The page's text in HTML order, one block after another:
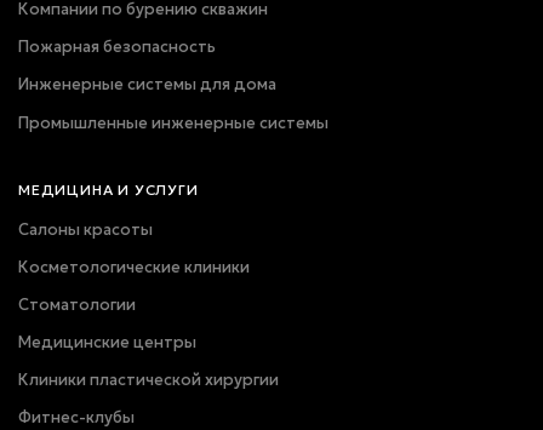
Компании по бурению скважин
Пожарная безопасность
Инженерные системы для дома
Промышленные инженерные системы
МЕДИЦИНА И УСЛУГИ
Салоны красоты
Косметологические клиники
Стоматологии
Медицинские центры
Клиники пластической хирургии
Фитнес-клубы